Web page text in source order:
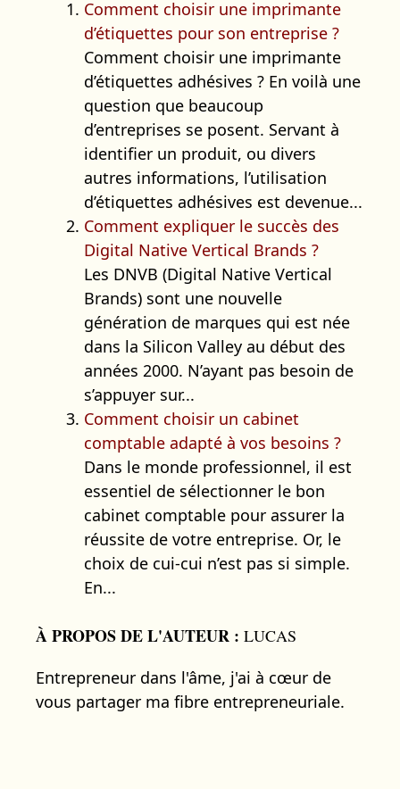
Comment choisir une imprimante
d’étiquettes pour son entreprise ?
Comment choisir une imprimante
d’étiquettes adhésives ? En voilà une
question que beaucoup
d’entreprises se posent. Servant à
identifier un produit, ou divers
autres informations, l’utilisation
d’étiquettes adhésives est devenue...
Comment expliquer le succès des
Digital Native Vertical Brands ?
Les DNVB (Digital Native Vertical
Brands) sont une nouvelle
génération de marques qui est née
dans la Silicon Valley au début des
années 2000. N’ayant pas besoin de
s’appuyer sur...
Comment choisir un cabinet
comptable adapté à vos besoins ?
Dans le monde professionnel, il est
essentiel de sélectionner le bon
cabinet comptable pour assurer la
réussite de votre entreprise. Or, le
choix de cui-cui n’est pas si simple.
En...
À PROPOS DE L'AUTEUR : LUCAS
Entrepreneur dans l'âme, j'ai à cœur de
vous partager ma fibre entrepreneuriale.